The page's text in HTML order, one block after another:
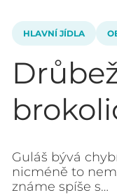
HLAVNÍ JÍDLA
Guláš bývá
nicméně to
známe spíše s…